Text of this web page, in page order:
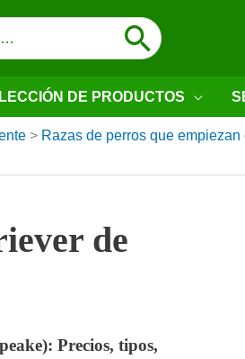
DE PRODUCTOS
> Razas de perros que empiezan
de
Precios, tipos,